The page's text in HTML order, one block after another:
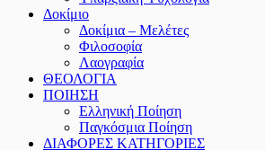
Δοκίμιο
Δοκίμια – Μελέτες
Φιλοσοφία
Λαογραφία
ΘΕΟΛΟΓΙΑ
ΠΟΙΗΣΗ
Ελληνική Ποίηση
Παγκόσμια Ποίηση
ΔΙΑΦΟΡΕΣ ΚΑΤΗΓΟΡΙΕΣ